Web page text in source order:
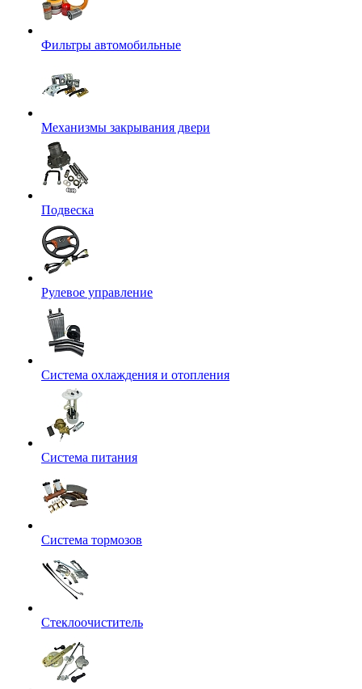
Фильтры автомобильные
Механизмы закрывания двери
Подвеска
Рулевое управление
Система охлаждения и отопления
Система питания
Система тормозов
Стеклоочиститель